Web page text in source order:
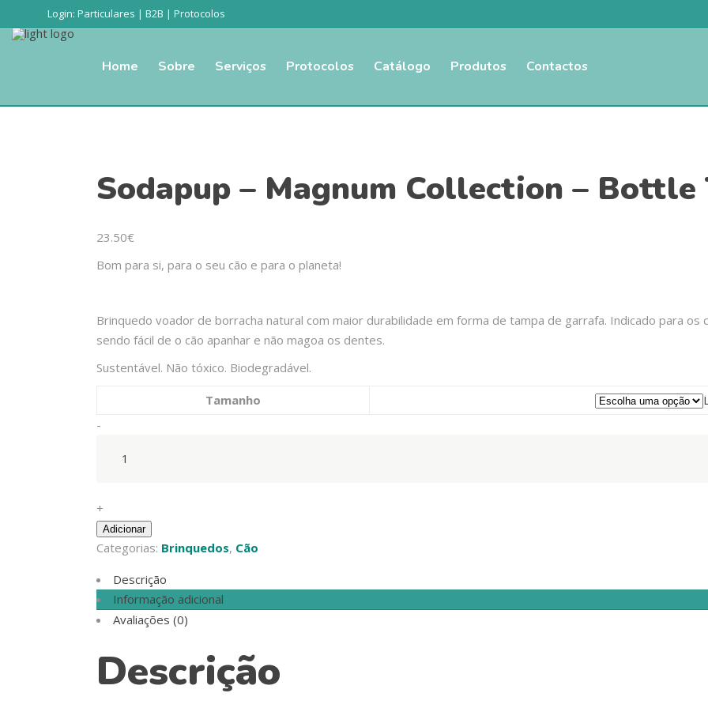
Login: Particulares | B2B | Protocolos
Home Sobre Serviços Protocolos Catálogo Produtos Contactos
Sodapup – Magnum Collection – Bottle
23.50€
Bom para si, para o seu cão e para o planeta!
Brinquedo voador de borracha natural com maior durabilidade em forma de tampa de garrafa. Indicado para os
sendo fácil de o cão apanhar e não magoa os dentes.
Sustentável. Não tóxico. Biodegradável.
Tamanho
Sodapup
Magnum
-
Bottle
Top
quantity
-
+
Adicionar
Categorias: Brinquedos, Cão
Descrição
Informação adicional
Avaliações (0)
Descrição